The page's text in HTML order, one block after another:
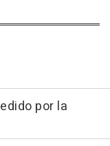
por la